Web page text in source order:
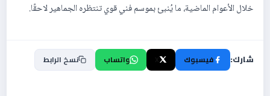
خلال الأعوام الماضية، ما يُنبئ بموسم فني قوي تنتظره الجماهير لاحقًا.
شارك: فيسبوك واتساب نسخ الرابط